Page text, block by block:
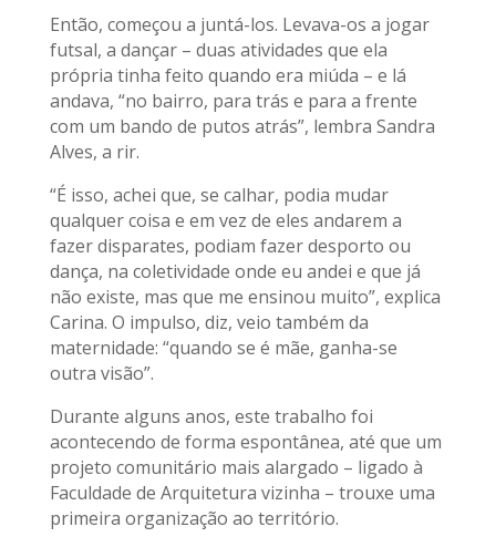
Então, começou a juntá-los. Levava-os a jogar
futsal, a dançar – duas atividades que ela
própria tinha feito quando era miúda – e lá
andava, “no bairro, para trás e para a frente
com um bando de putos atrás”, lembra Sandra
Alves, a rir.
“É isso, achei que, se calhar, podia mudar
qualquer coisa e em vez de eles andarem a
fazer disparates, podiam fazer desporto ou
dança, na coletividade onde eu andei e que já
não existe, mas que me ensinou muito”, explica
Carina. O impulso, diz, veio também da
maternidade: “quando se é mãe, ganha-se
outra visão”.
Durante alguns anos, este trabalho foi
acontecendo de forma espontânea, até que um
projeto comunitário mais alargado – ligado à
Faculdade de Arquitetura vizinha – trouxe uma
primeira organização ao território.